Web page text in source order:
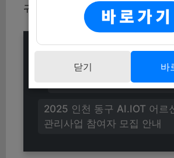
귀중한 기회를 놓치지 마세요!
2025 인천 동구 AI.IOT 어르
관리사업 참여자 모집 안내
충청남도 청년성장 프로젝
모집 (2025 청년 성장 지원
닫기 바